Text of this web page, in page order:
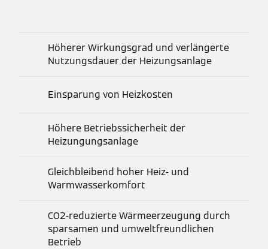
Höherer Wirkungsgrad und verlängerte
Nutzungsdauer der Heizungsanlage
Einsparung von Heizkosten
Höhere Betriebssicherheit der
Heizungungsanlage
Gleichbleibend hoher Heiz- und
Warmwasserkomfort
CO2-reduzierte Wärmeerzeugung durch
sparsamen und umweltfreundlichen
Betrieb